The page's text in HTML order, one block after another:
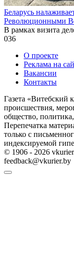
Беларусь
Революционными
В рамках визита
036
О проекте
Реклама на
Вакансии
Контакты
Газета «Витебский
происшествия,
общество,
Перепечатка
только с
индексируемой
© 1906 - 2026
feedback@vkurier.by